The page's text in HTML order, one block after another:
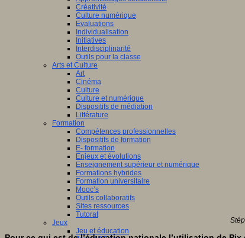
Créativité
Culture numérique
Evaluations
Individualisation
Initiatives
Interdisciplinarité
Outils pour la classe
Arts et Culture
Art
Cinéma
Culture
Culture et numérique
Dispositifs de médiation
Littérature
Formation
Compétences professionnelles
Dispositifs de formation
E- formation
Enjeux et évolutions
Enseignement supérieur et numérique
Formations hybrides
Formation universitaire
Mooc’s
Outils collaboratifs
Sites ressources
Tutorat
Jeux
Jeu et éducation